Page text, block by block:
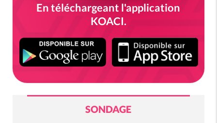
En téléchargeant l'application
KOACI.
SONDAGE